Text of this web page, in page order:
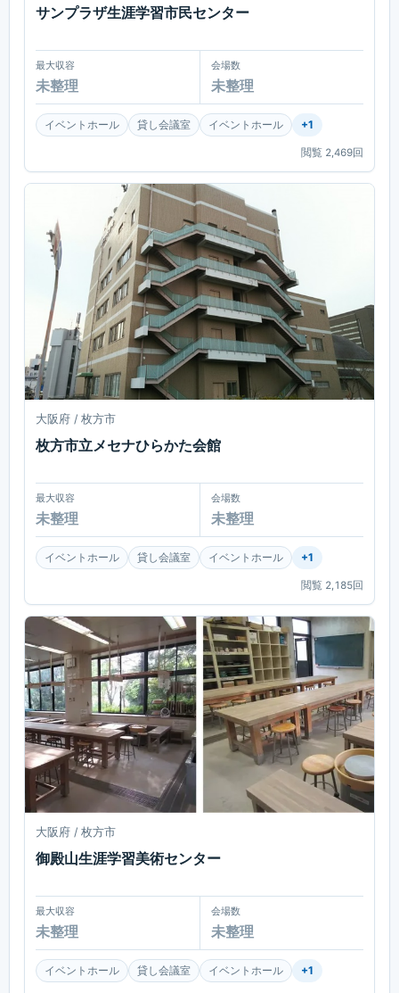
サンプラザ生涯学習市民センター
最大収容
未整理
会場数
未整理
イベントホール 貸し会議室 イベントホール +1
閲覧 2,469回
大阪府 / 枚方市
枚方市立メセナひらかた会館
最大収容
未整理
会場数
未整理
イベントホール 貸し会議室 イベントホール +1
閲覧 2,185回
大阪府 / 枚方市
御殿山生涯学習美術センター
最大収容
未整理
会場数
未整理
イベントホール 貸し会議室 イベントホール +1